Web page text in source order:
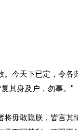
天下已定，令各
其身及户，勿事。"
敢隐朕，皆言其